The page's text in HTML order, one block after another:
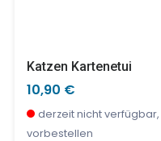
Katzen Kartenetui
10,90 €
derzeit nicht verfügbar,
vorbestellen